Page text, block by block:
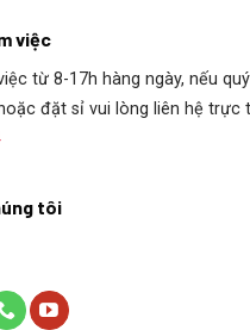
việc
từ 8-17h hàng ngày, nếu
đặt sỉ vui lòng liên hệ trực
tôi